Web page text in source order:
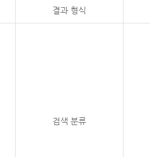
결과 형식
검색 분류